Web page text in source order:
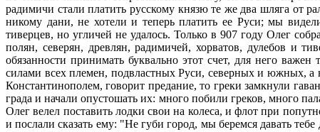
радимичи стали платить русскому князю те же два шляга от
никому дани, не хотели и теперь платить ее Руси; мы
тиверцев, но угличей не удалось. Только в 907 году Олег
полян, северян, древлян, радимичей, хорватов, дулебов и
обязанности принимать буквально этот счет, для него
силами всех племен, подвластных Руси, северных и южных, а
Константинополем, говорит предание, то греки замкнули
града и начали опустошать их: много побили греков, много
Олег велел поставить лодки свои на колеса, и флот при
и послали сказать ему: "Не губи город, мы беремся давать